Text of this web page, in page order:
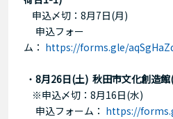
申込〆切：8月7日(月)
申込フォー
ム： https://forms.gle/
・ 8月26日(土) 秋田市文化創造
※申込〆切：8月16日(水)
申込フォーム： https://